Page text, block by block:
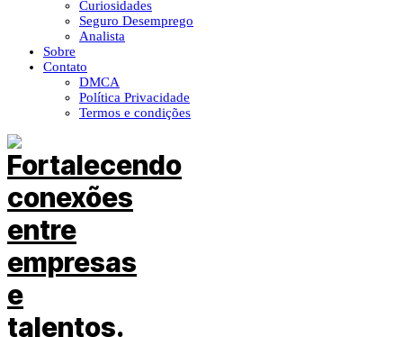
Curiosidades
Seguro Desemprego
Analista
Sobre
Contato
DMCA
Política Privacidade
Termos e condições